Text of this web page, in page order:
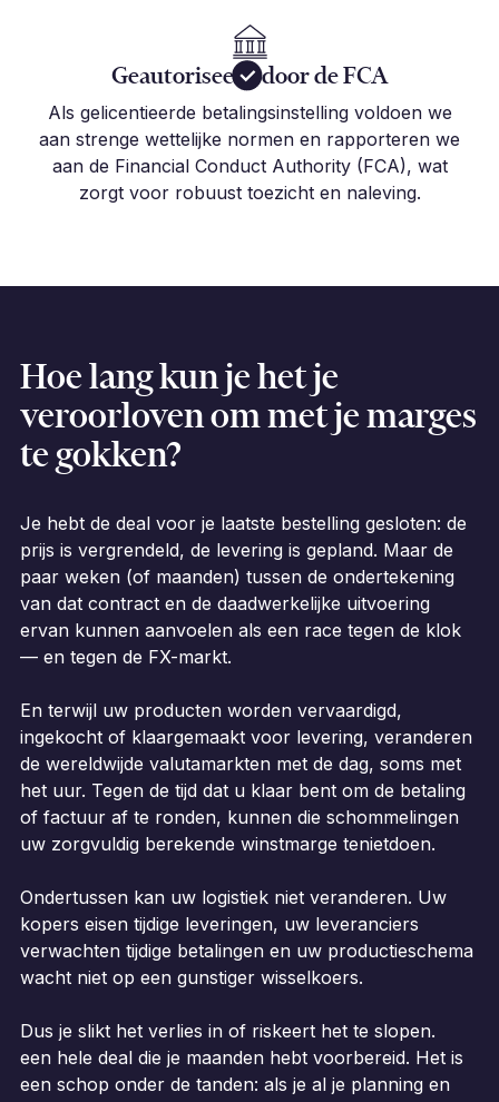
Geautoriseerd door de FCA
Als gelicentieerde betalingsinstelling voldoen we
aan strenge wettelijke normen en rapporteren we
aan de Financial Conduct Authority (FCA), wat
zorgt voor robuust toezicht en naleving.
Hoe lang kun je het je
veroorloven om met je marges
te gokken?
Je hebt de deal voor je laatste bestelling gesloten: de
prijs is vergrendeld, de levering is gepland. Maar de
paar weken (of maanden) tussen de ondertekening
van dat contract en de daadwerkelijke uitvoering
ervan kunnen aanvoelen als een race tegen de klok
— en tegen de FX-markt.
En terwijl uw producten worden vervaardigd,
ingekocht of klaargemaakt voor levering, veranderen
de wereldwijde valutamarkten met de dag, soms met
het uur. Tegen de tijd dat u klaar bent om de betaling
of factuur af te ronden, kunnen die schommelingen
uw zorgvuldig berekende winstmarge tenietdoen.
Ondertussen kan uw logistiek niet veranderen. Uw
kopers eisen tijdige leveringen, uw leveranciers
verwachten tijdige betalingen en uw productieschema
wacht niet op een gunstiger wisselkoers.
Dus je slikt het verlies in of riskeert het te slopen.
een hele deal die je maanden hebt voorbereid. Het is
een schop onder de tanden: als je al je planning en